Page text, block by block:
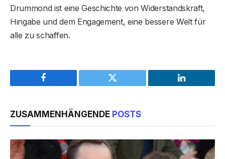
Drummond ist eine Geschichte von Widerstandskraft,
Hingabe und dem Engagement, eine bessere Welt für
alle zu schaffen.
Facebook Twitter LinkedIn
ZUSAMMENHÄNGENDE POSTS